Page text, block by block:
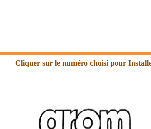
Cliquer sur le numéro choisi pour